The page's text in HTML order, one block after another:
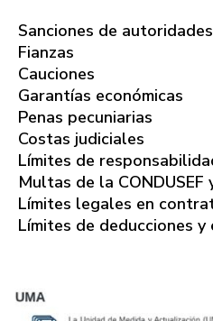
Sanciones de
Fianzas
Cauciones
Garantías económicas
Penas pecuniarias
Costas judiciales
Límites de
Multas de la CONDUSEF
Límites legales en
Límites de deducciones y